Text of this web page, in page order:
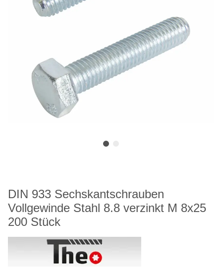
DIN 933 Sechskantschrauben
Vollgewinde Stahl 8.8 verzinkt M 8x25
200 Stück